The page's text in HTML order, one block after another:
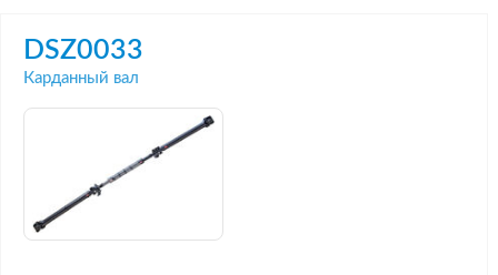
DSZ0033
Карданный вал